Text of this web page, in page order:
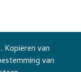
van
van